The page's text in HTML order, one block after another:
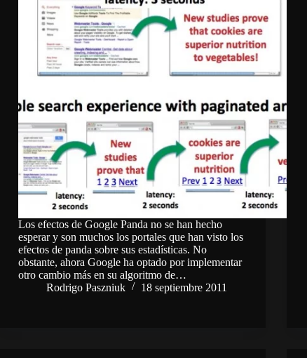
Los efectos de Google Panda no se han hecho
esperar y son muchos los portales que han visto los
efectos de panda sobre sus estadísticas. No
obstante, ahora Google ha optado por implementar
otro cambio más en su algoritmo de…
Rodrigo Paszniuk
18 septiembre 2011